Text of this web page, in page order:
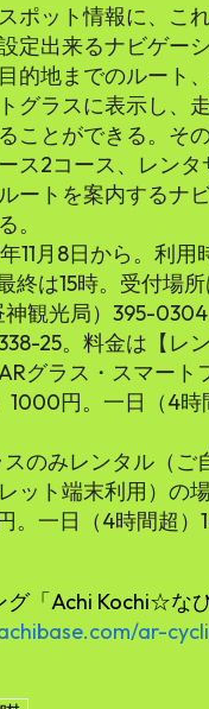
ポット情報に、こ
定出来るナビゲー
的地までのルート、
グラスに表示し、
ことができる。そ
ス2コース、レンタ
ートを案内するナ
。
11月8日から。利用
終は15時。受付場
観光局）395-
25。料金は【レ
グラス・スマート
1000円。一日（4
のみレンタル（ご
ット端末利用）の
。一日（4時間超）
グ「Achi Kochi☆な
ar-